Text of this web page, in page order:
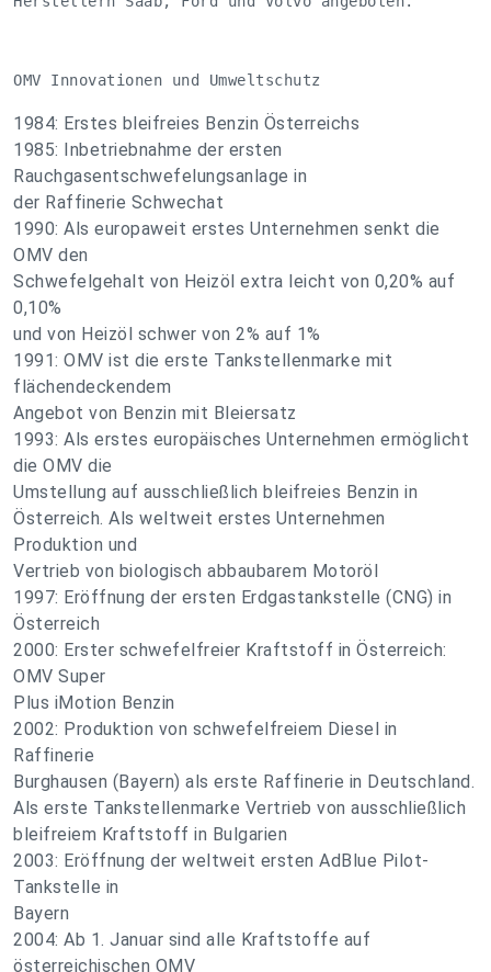
OMV Innovationen und Umweltschutz
1984: Erstes bleifreies Benzin Österreichs
1985: Inbetriebnahme der ersten
Rauchgasentschwefelungsanlage in
der Raffinerie Schwechat
1990: Als europaweit erstes Unternehmen senkt die
OMV den
Schwefelgehalt von Heizöl extra leicht von 0,20% auf
0,10%
und von Heizöl schwer von 2% auf 1%
1991: OMV ist die erste Tankstellenmarke mit
flächendeckendem
Angebot von Benzin mit Bleiersatz
1993: Als erstes europäisches Unternehmen ermöglicht
die OMV die
Umstellung auf ausschließlich bleifreies Benzin in
Österreich. Als weltweit erstes Unternehmen
Produktion und
Vertrieb von biologisch abbaubarem Motoröl
1997: Eröffnung der ersten Erdgastankstelle (CNG) in
Österreich
2000: Erster schwefelfreier Kraftstoff in Österreich:
OMV Super
Plus iMotion Benzin
2002: Produktion von schwefelfreiem Diesel in
Raffinerie
Burghausen (Bayern) als erste Raffinerie in Deutschland.
Als erste Tankstellenmarke Vertrieb von ausschließlich
bleifreiem Kraftstoff in Bulgarien
2003: Eröffnung der weltweit ersten AdBlue Pilot-
Tankstelle in
Bayern
2004: Ab 1. Januar sind alle Kraftstoffe auf
österreichischen OMV